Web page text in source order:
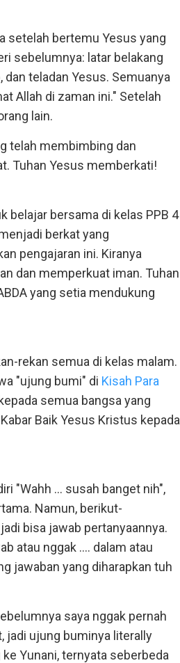
setelah bertemu Yesus yang
sebelumnya: latar belakang
teladan Yesus. Semuanya
Allah di zaman ini." Setelah
lain.
telah membimbing dan
Tuhan Yesus memberkati!
belajar bersama di kelas PPB 4
berkat yang
pengajaran ini. Kiranya
dan memperkuat iman. Tuhan
yang setia mendukung
rekan semua di kelas malam.
"ujung bumi" di Kisah Para
semua bangsa yang
Baik Yesus Kristus kepada
"Wahh ... susah banget nih",
Namun, berikut-
bisa jawab pertanyaannya.
atau nggak .... dalam atau
jawaban yang diharapkan tuh
saya nggak pernah
jadi ujung buminya literally
Yunani, ternyata seberbeda